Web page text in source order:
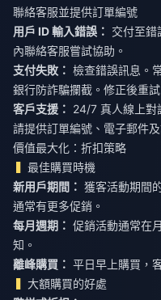
聯絡客服並提供訂單編號
用戶 ID 輸入錯誤： 交付至錯
內聯絡客服嘗試協助。
支付失敗： 檢查錯誤訊息。
銀行防詐騙攔截。修正後重試
客戶支援： 24/7 真人線上對
請提供訂單編號、電子郵件
價值最大化：折扣策略
最佳購買時機
新用戶期間： 獲客活動期間
通常有更多促銷。
每月週期： 促銷活動通常在
知。
離峰購買： 平日早上購買，
大額購買的好處